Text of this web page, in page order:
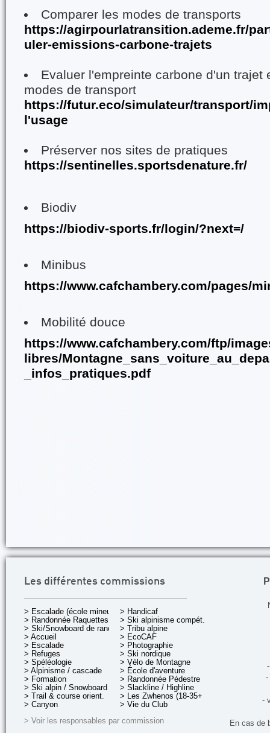
Comparer les modes de transports
https://agirpourlatransition.ademe.fr/
uler-emissions-carbone-trajets
Evaluer l'empreinte carbone d'un trajet
modes de transport
https://futur.eco/simulateur/transport/
l'usage
Préserver nos sites de pratiques
https://sentinelles.sportsdenature.fr/
Biodiv
https://biodiv-sports.fr/login/?next=/
Minibus
https://www.cafchambery.com/pages/
Mobilité douce
https://www.cafchambery.com/ftp/
libres/
_infos_pratiques.pdf
Les différentes commissions
> Escalade (école mineurs)
> Randonnée Raquettes
> Ski/Snowboard de rando.
> Accueil
> Escalade
> Refuges
> Spéléologie
> Alpinisme / cascade
> Formation
> Ski alpin / Snowboard
> Trail & course orient.
> Canyon
> Handicaf
> Ski alpinisme compét.
> Tribu alpine
> EcoCAF
> Photographie
> Ski nordique
> Vélo de Montagne
> École d'aventure
> Randonnée Pédestre
> Slackline / Highline
> Les Zwhenos (18-35+ ans)
> Vie du Club
> Voir les responsables par commission
-
-
En cas de